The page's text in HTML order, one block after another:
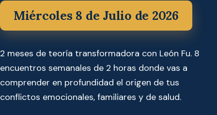
Miércoles 8 de Julio de 2026
2 meses de teoría transformadora con León Fu. 8
encuentros semanales de 2 horas donde vas a
comprender en profundidad el origen de tus
conflictos emocionales, familiares y de salud.